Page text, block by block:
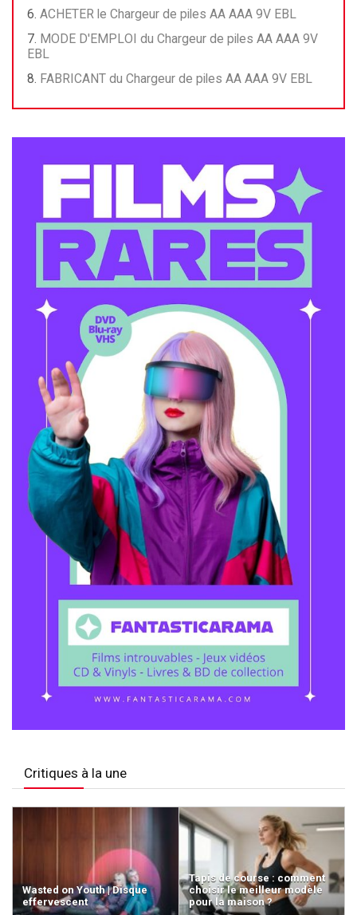
ACHETER le Chargeur de piles AA AAA 9V EBL
MODE D'EMPLOI du Chargeur de piles AA AAA 9V
EBL
FABRICANT du Chargeur de piles AA AAA 9V EBL
Critiques à la une
Wasted on Youth | Disque
effervescent
Tapis de course : comment
choisir le meilleur modèle
pour la maison ?